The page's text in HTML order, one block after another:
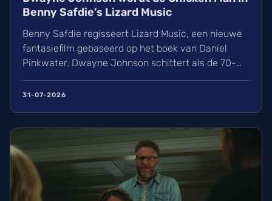
Benny Safdie’s Lizard Music
Benny Safdie regisseert Lizard Music, een nieuwe
fantasiefilm gebaseerd op het boek van Daniel
Pinkwater. Dwayne Johnson schittert als de 70-
jarige Chicken Man die samen met een jongen en
een stokoude kip op avontuur gaat. De cast bevat
31-07-2026